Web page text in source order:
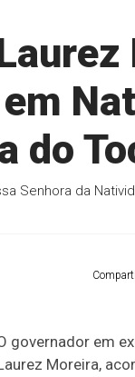
do
Senhora da
governador em
Moreira,